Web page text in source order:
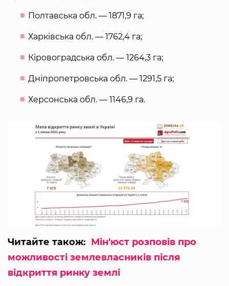
Полтавська обл. — 1871,9 га;
Харківська обл. — 1762,4 га;
Кіровоградська обл. — 1264,3 га;
Дніпропетровська обл. — 1291,5 га;
Херсонська обл. — 1146,9 га.
Читайте також: Мін'юст розповів про
можливості землевласників після
відкриття ринку землі